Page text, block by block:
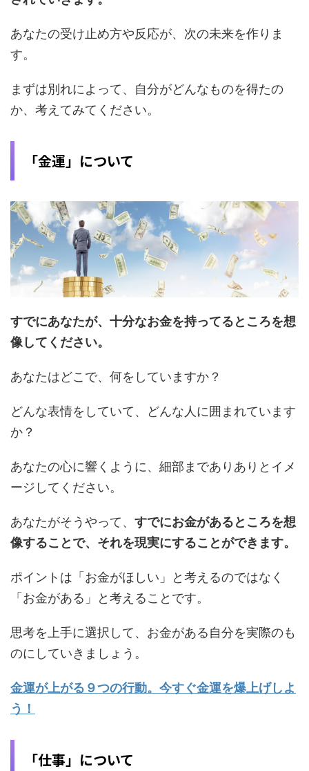
あなたの受け止め方や反応が、次の未来を作りま
す。
まずは別れによって、自分がどんなものを得たの
か、考えてみてください。
「金運」について
すでにあなたが、十分なお金を持ってるところを想
像してください。
あなたはどこで、何をしていますか？
どんな表情をしていて、どんな人に囲まれています
か？
あなたの心に響くように、細部までありありとイメ
ージしてください。
あなたがそうやって、 すでにお金があるところを想
像することで、それを現実にすることができます。
ポイントは「お金がほしい」と考えるのではなく
「お金がある」と考えることです。
思考を上手に選択して、お金がある自分を実際のも
のにしていきましょう。
金運が上がる９つの行動。今すぐ金運を爆上げしよ
う！
「仕事」について